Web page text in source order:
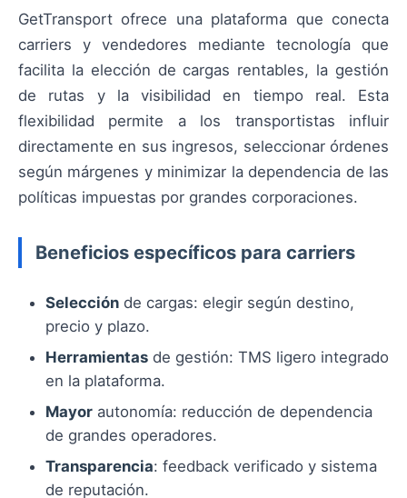
GetTransport ofrece una plataforma que conecta
carriers y vendedores mediante tecnología que
facilita la elección de cargas rentables, la gestión
de rutas y la visibilidad en tiempo real. Esta
flexibilidad permite a los transportistas influir
directamente en sus ingresos, seleccionar órdenes
según márgenes y minimizar la dependencia de las
políticas impuestas por grandes corporaciones.
Beneficios específicos para carriers
Selección de cargas: elegir según destino,
precio y plazo.
Herramientas de gestión: TMS ligero integrado
en la plataforma.
Mayor autonomía: reducción de dependencia
de grandes operadores.
Transparencia: feedback verificado y sistema
de reputación.